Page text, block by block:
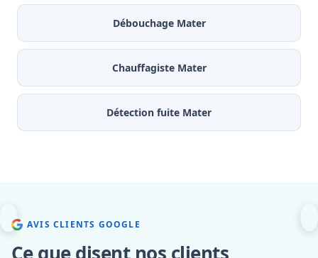
Débouchage Mater
Chauffagiste Mater
Détection fuite Mater
AVIS CLIENTS GOOGLE